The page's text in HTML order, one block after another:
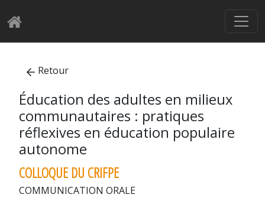
Retour
Éducation des adultes en milieux
communautaires : pratiques
réflexives en éducation populaire
autonome
COLLOQUE DU CRIFPE
COMMUNICATION ORALE